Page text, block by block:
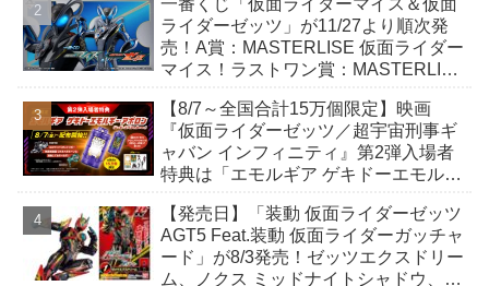
ら登場！
一番くじ「仮面ライダーマイス＆仮面
ライダーゼッツ」が11/27より順次発
売！A賞：MASTERLISE 仮面ライダー
マイス！ラストワン賞：MASTERLISE
【8/7～全国合計15万個限定】映画
『仮面ライダーゼッツ／超宇宙刑事ギ
ャバン インフィニティ』第2弾入場者
特典は「エモルギア ゲキドーエモルギ
ver.）」！
【発売日】「装動 仮面ライダーゼッツ
AGT5 Feat.装動 仮面ライダーガッチャ
ード」が8/3発売！ゼッツエクスドリー
ム、ノクス ミッドナイトシャドウ、ロ